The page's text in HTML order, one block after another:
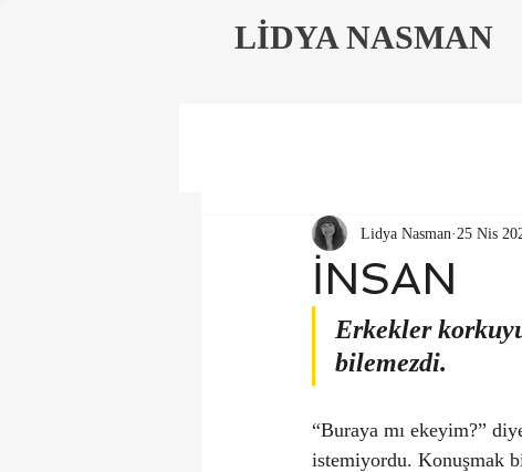
LİDYA NASMAN
İNSAN
Lidya Nasman 25 Nis
Erkekler
bilemezdi.
“Buraya mı ekeyim?”
istemiyordu. Konuşmak